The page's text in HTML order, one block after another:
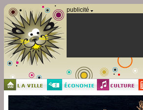
publicité
Panneau de gestion des cookies